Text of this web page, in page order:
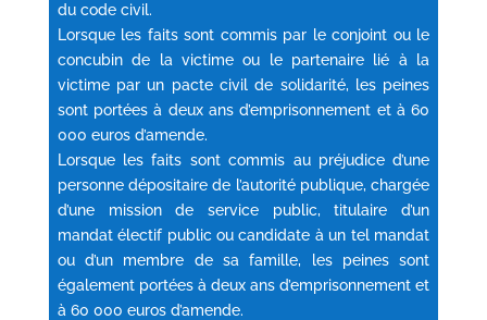
du code civil.
Lorsque les faits sont commis par le conjoint ou le
concubin de la victime ou le partenaire lié à la
victime par un pacte civil de solidarité, les peines
sont portées à deux ans d’emprisonnement et à 60
000 euros d’amende.
Lorsque les faits sont commis au préjudice d’une
personne dépositaire de l’autorité publique, chargée
d’une mission de service public, titulaire d’un
mandat électif public ou candidate à un tel mandat
ou d’un membre de sa famille, les peines sont
également portées à deux ans d’emprisonnement et
à 60 000 euros d’amende.